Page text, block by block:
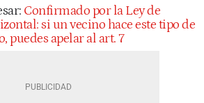
Confirmado por la Ley de
si un vecino hace este tipo de
puedes apelar al art. 7